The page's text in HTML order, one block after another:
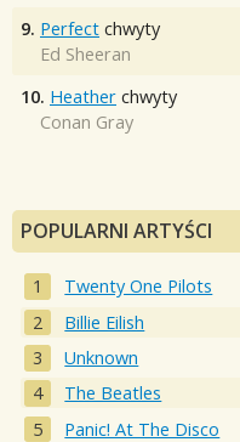
9. Perfect chwyty
Ed Sheeran
10. Heather chwyty
Conan Gray
POPULARNI ARTYŚCI
Twenty One Pilots
Billie Eilish
Unknown
The Beatles
Panic! At The Disco